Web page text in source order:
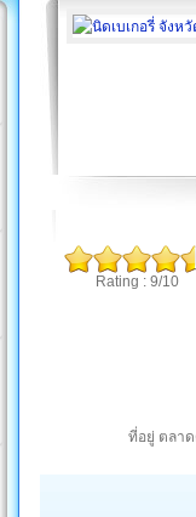
Rating : 9/10
ที่อยู่ ตลา